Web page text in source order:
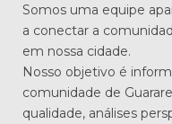
Somos uma equipe
a conectar a
em nossa cidade.
Nosso objetivo é
comunidade de
qualidade, análises